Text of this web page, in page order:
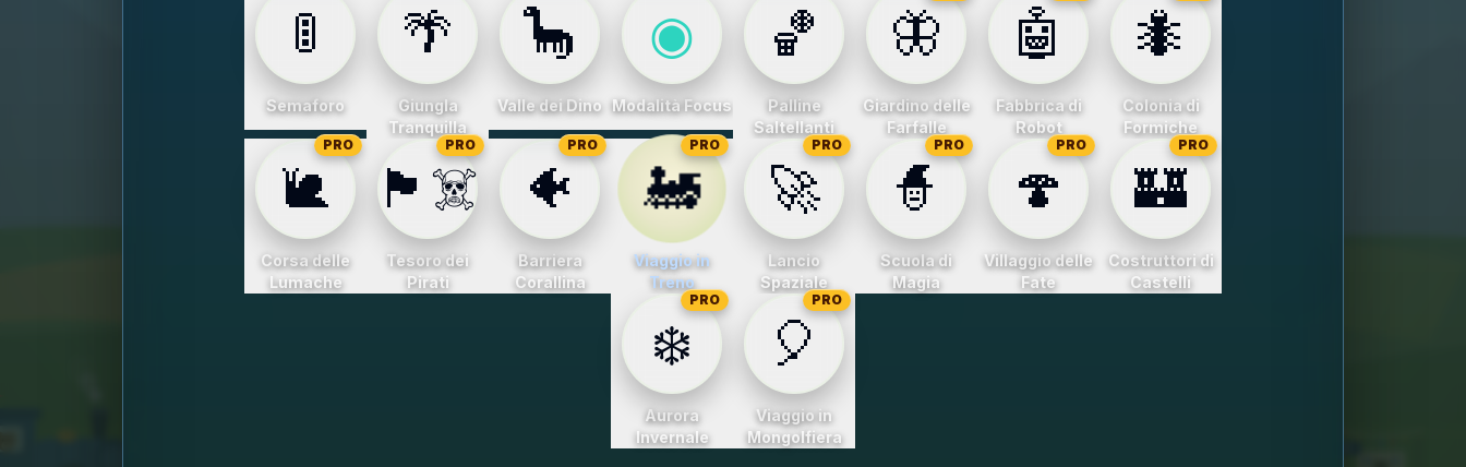
4 5
🚦
Semaforo
🌴
Giungla
Tranquilla
🦕
Valle dei Dino
◉
Modalità Focus
🏀
Palline
Saltellanti
🦋
Giardino delle
Farfalle
🤖
Fabbrica di
Robot
🐜
Colonia di
Formiche
🐌
PRO
Corsa delle
Lumache
🏴‍☠️
PRO
Tesoro dei
Pirati
🐠
PRO
Barriera
Corallina
🚂
PRO
Viaggio in
Treno
🚀
PRO
Lancio
Spaziale
🧙
PRO
Scuola di
Magia
🍄
PRO
Villaggio delle
Fate
🏰
PRO
Costruttori di
Castelli
❄️
PRO
Aurora
Invernale
🎈
PRO
Viaggio in
Mongolfiera